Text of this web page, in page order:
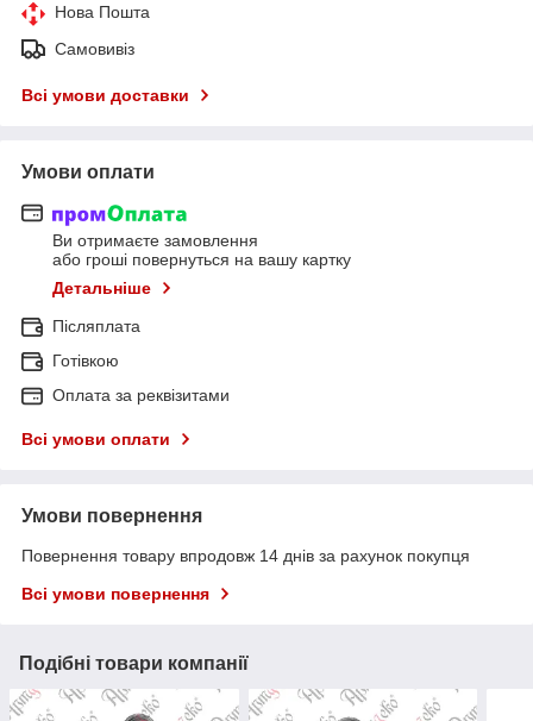
Нова Пошта
Самовивіз
Всі умови доставки
Умови оплати
Ви отримаєте замовлення
або гроші повернуться на вашу картку
Детальніше
Післяплата
Готівкою
Оплата за реквізитами
Всі умови оплати
Умови повернення
Повернення товару впродовж 14 днів за рахунок покупця
Всі умови повернення
Подібні товари компанії